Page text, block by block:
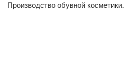
Производство обувной косметики.